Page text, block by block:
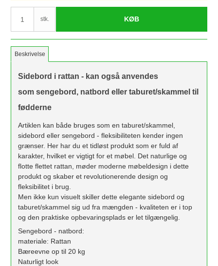
stk. KØB
Beskrivelse
Sidebord i rattan - kan også anvendes
som sengebord, natbord eller taburet/skammel til
fødderne
Artiklen kan både bruges som en taburet/skammel,
sidebord eller sengebord - fleksibiliteten kender ingen
grænser. Her har du et tidløst produkt som er fuld af
karakter, hvilket er vigtigt for et møbel. Det naturlige og
flotte flettet rattan, møder moderne møbeldesign i dette
produkt og skaber et revolutionerende design og
fleksibilitet i brug.
Men ikke kun visuelt skiller dette elegante sidebord og
taburet/skammel sig ud fra mængden - kvaliteten er i top
og den praktiske opbevaringsplads er let tilgængelig.
Sengebord - natbord:
materiale: Rattan
Bæreevne op til 20 kg
Naturligt look